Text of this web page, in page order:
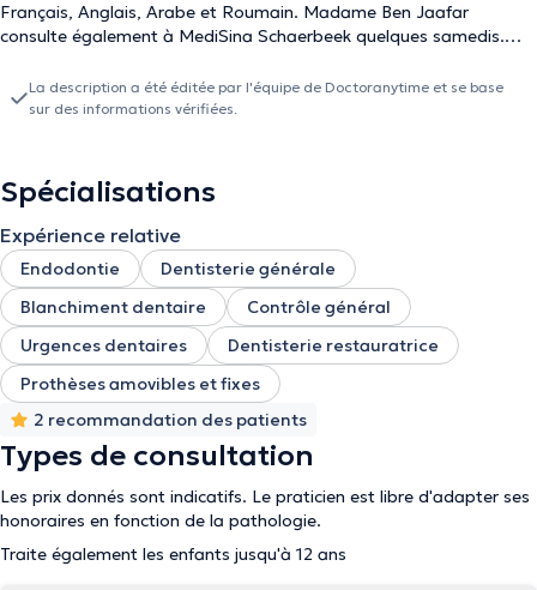
Français, Anglais, Arabe et Roumain. Madame Ben Jaafar
consulte également à MediSina Schaerbeek quelques samedis.
téléphone au +32 (0) 2 735 37 74.
La description a été éditée par l'équipe de Doctoranytime et se base
sur des informations vérifiées.
Spécialisations
Expérience relative
Endodontie
Dentisterie générale
Blanchiment dentaire
Contrôle général
Urgences dentaires
Dentisterie restauratrice
Prothèses amovibles et fixes
2 recommandation des patients
Types de consultation
Les prix donnés sont indicatifs. Le praticien est libre d'adapter ses
honoraires en fonction de la pathologie.
Traite également les enfants jusqu'à 12 ans